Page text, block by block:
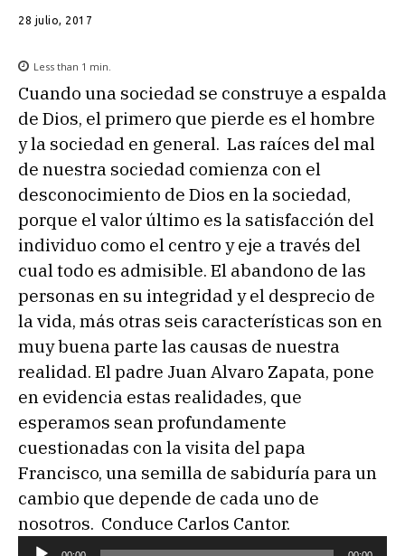
28 julio, 2017
Less than 1 min.
Cuando una sociedad se construye a espalda
de Dios, el primero que pierde es el hombre
y la sociedad en general. Las raíces del mal
de nuestra sociedad comienza con el
desconocimiento de Dios en la sociedad,
porque el valor último es la satisfacción del
individuo como el centro y eje a través del
cual todo es admisible. El abandono de las
personas en su integridad y el desprecio de
la vida, más otras seis características son en
muy buena parte las causas de nuestra
realidad. El padre Juan Alvaro Zapata, pone
en evidencia estas realidades, que
esperamos sean profundamente
cuestionadas con la visita del papa
Francisco, una semilla de sabiduría para un
cambio que depende de cada uno de
nosotros. Conduce Carlos Cantor.